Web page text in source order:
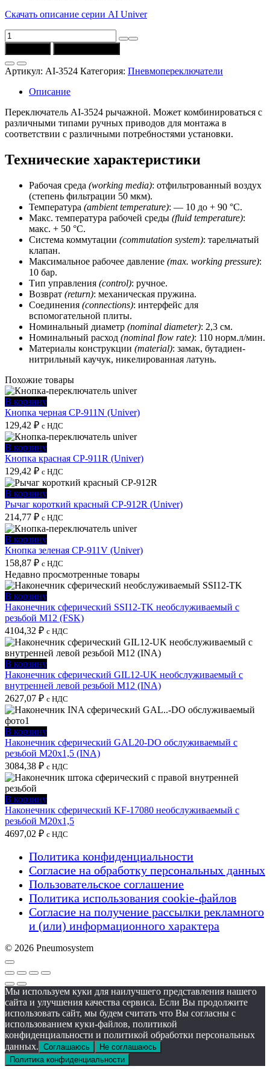
Скачать описание серии AI Univer
Количество
товара
Переключатель
AI-
3524
(Univer)
Артикул: AI-3524 Категория: Пневмопереключатели
Описание
Переключатель AI-3524 рычажной. Может комбинироваться с
различными типами ручных приводов для монтажа в
соответствии с различными потребностями установки.
Технические характеристики
Рабочая среда (working media): отфильтрованный воздух
(степень фильтрации 50 мкм).
Температура (ambient temperature): — 10 до + 90 °C.
Макс. температура рабочей среды (fluid temperature):
макс. + 50 °C.
Система коммутации (commutation system): тарельчатый
клапан.
Максимальное рабочее давление (max. working pressure):
10 бар.
Тип управления (control): ручное.
Возврат (return): механическая пружина.
Соединения (connections): интерфейс для
вспомогательной плиты.
Номинальный диаметр (nominal diameter): 2,3 см.
Номинальный расход (nominal flow rate): 110 норм.л/мин.
Материалы конструкции (material): замак, бутадиен-
нитрильный каучук, никелированная латунь.
Похожие товары
В корзину
Кнопка черная CP-911N (Univer)
129,42 ₽ с НДС
В корзину
Кнопка красная CP-911R (Univer)
129,42 ₽ с НДС
В корзину
Рычаг короткий красный CP-912R (Univer)
214,77 ₽ с НДС
В корзину
Кнопка зеленая CP-911V (Univer)
158,87 ₽ с НДС
Недавно просмотренные товары
В корзину
Наконечник сферический SSI12-TK необслуживаемый с
резьбой M12 (FSK)
4104,32 ₽ с НДС
В корзину
Наконечник сферический GIL12-UK необслуживаемый с
внутренней левой резьбой M12 (INA)
2627,07 ₽ с НДС
В корзину
Наконечник сферический GAL20-DO обслуживаемый с
резьбой M20x1,5 (INA)
3084,38 ₽ с НДС
В корзину
Наконечник сферический KF-17080 необслуживаемый с
резьбой M20x1,5
4697,02 ₽ с НДС
Политика конфиденциальности
Согласие на обработку персональных данных
Пользовательское соглашение
Политика использования cookie-файлов
Согласие на получение рассылки рекламного
и (или) информационного характера
© 2026 Pneumosystem
Мы используем куки для наилучшего представления нашего
сайта и улучшения качества сервиса. Если Вы продолжите
использовать сайт, мы будем считать что Вы согласны с
использованием куки-файлов, политикой
конфиденциальности и политикой обработки персональных
данных. Соглашаюсь
Не соглашаюсь
Политика конфиденциальности